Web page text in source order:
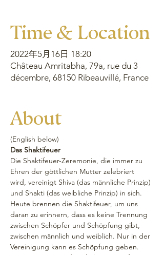
Time & Location
2022年5月16日 18:20
Château Amritabha, 79a, rue du 3
décembre, 68150 Ribeauvillé, France
About
(English below)
Das Shaktifeuer
Die Shaktifeuer-Zeremonie, die immer zu
Ehren der göttlichen Mutter zelebriert
wird, vereinigt Shiva (das männliche Prinzip)
und Shakti (das weibliche Prinzip) in sich.
Heute brennen die Shaktifeuer, um uns
daran zu erinnern, dass es keine Trennung
zwischen Schöpfer und Schöpfung gibt,
zwischen männlich und weiblich. Nur in der
Vereinigung kann es Schöpfung geben.